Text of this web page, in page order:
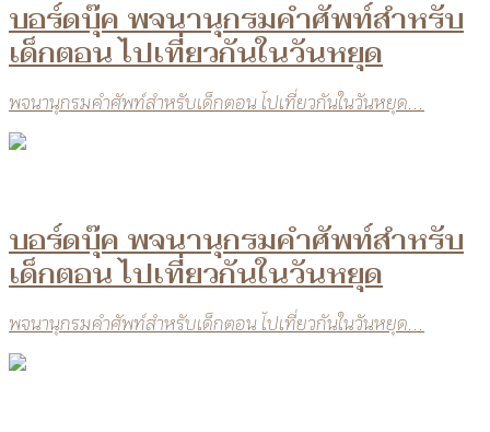
บอร์ดบุ๊ค พจนานุกรมคำศัพท์สำหรับ
เด็กตอน ไปเที่ยวกันในวันหยุด
พจนานุกรมคำศัพท์สำหรับเด็กตอน ไปเที่ยวกันในวันหยุด...
บอร์ดบุ๊ค พจนานุกรมคำศัพท์สำหรับ
เด็กตอน ไปเที่ยวกันในวันหยุด
พจนานุกรมคำศัพท์สำหรับเด็กตอน ไปเที่ยวกันในวันหยุด...